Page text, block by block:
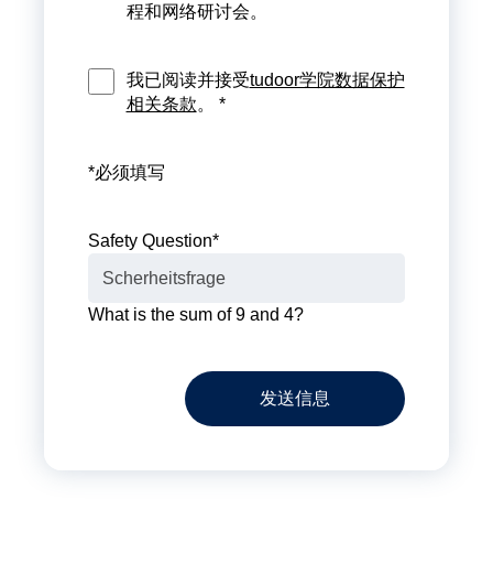
程和网络研讨会。
我已阅读并接受tudoor学院数据保护
相关条款。 *
*必须填写
Safety Question*
What is the sum of 9 and 4?
发送信息